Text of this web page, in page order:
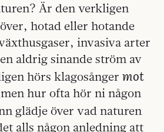
Är den verkligen
över, hotad eller hotande
invasiva arter
aldrig sinande ström av
hörs klagosånger mot
hur ofta hör ni någon
glädje över vad naturen
alls någon anledning att